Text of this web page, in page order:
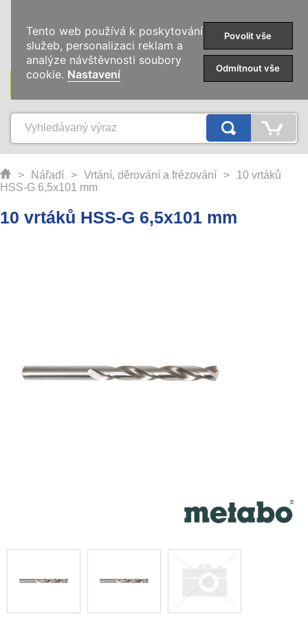
KATEGORIE
> Nářadí > Vrtání, děrování a frézování >
10 vrtáků
HSS-G 6,5x101 mm
10 vrtáků HSS-G 6,5x101 mm
Tento web používá k poskytování
služeb, personalizaci reklam a
analýze návštěvnosti soubory
cookie. Nastavení
Povolit vše
Odmítnout vše